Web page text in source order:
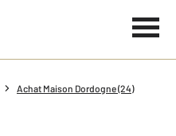
Achat Maison Dordogne (24)